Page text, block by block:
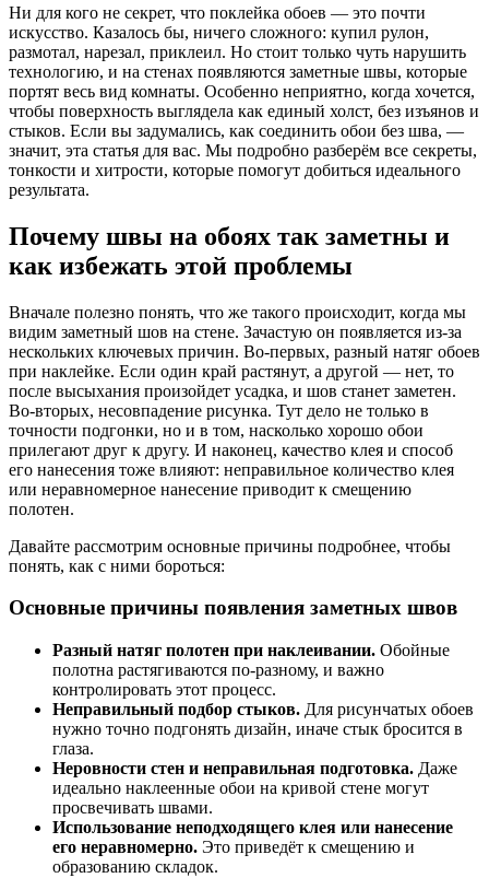
Ни для кого не секрет, что поклейка обоев — это почти
искусство. Казалось бы, ничего сложного: купил рулон,
размотал, нарезал, приклеил. Но стоит только чуть нарушить
технологию, и на стенах появляются заметные швы, которые
портят весь вид комнаты. Особенно неприятно, когда хочется,
чтобы поверхность выглядела как единый холст, без изъянов и
стыков. Если вы задумались, как соединить обои без шва, —
значит, эта статья для вас. Мы подробно разберём все секреты,
тонкости и хитрости, которые помогут добиться идеального
результата.
Почему швы на обоях так заметны и
как избежать этой проблемы
Вначале полезно понять, что же такого происходит, когда мы
видим заметный шов на стене. Зачастую он появляется из-за
нескольких ключевых причин. Во-первых, разный натяг обоев
при наклейке. Если один край растянут, а другой — нет, то
после высыхания произойдет усадка, и шов станет заметен.
Во-вторых, несовпадение рисунка. Тут дело не только в
точности подгонки, но и в том, насколько хорошо обои
прилегают друг к другу. И наконец, качество клея и способ
его нанесения тоже влияют: неправильное количество клея
или неравномерное нанесение приводит к смещению
полотен.
Давайте рассмотрим основные причины подробнее, чтобы
понять, как с ними бороться:
Основные причины появления заметных швов
Разный натяг полотен при наклеивании. Обойные
полотна растягиваются по-разному, и важно
контролировать этот процесс.
Неправильный подбор стыков. Для рисунчатых обоев
нужно точно подгонять дизайн, иначе стык бросится в
глаза.
Неровности стен и неправильная подготовка. Даже
идеально наклеенные обои на кривой стене могут
просвечивать швами.
Использование неподходящего клея или нанесение
его неравномерно. Это приведёт к смещению и
образованию складок.